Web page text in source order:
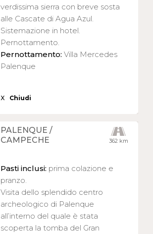
verdissima sierra con breve sosta
alle Cascate di Agua Azul.
Sistemazione in hotel.
Pernottamento.
Pernottamento: Villa Mercedes
Palenque
X Chiudi
362 km
PALENQUE /
CAMPECHE
Pasti inclusi: prima colazione e
pranzo.
Visita dello splendido centro
archeologico di Palenque
all’interno del quale è stata
scoperta la tomba del Gran